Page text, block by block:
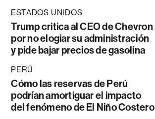
ESTADOS UNIDOS
Trump critica al CEO de Chevron
por no elogiar su administración
y pide bajar precios de gasolina
PERÚ
Cómo las reservas de Perú
podrían amortiguar el impacto
del fenómeno de El Niño Costero